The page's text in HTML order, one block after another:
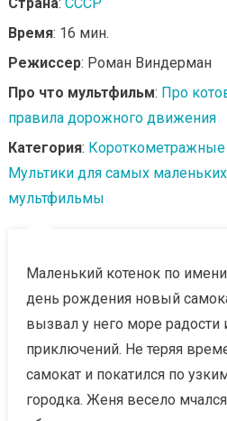
Страна: СССР
Время: 16 мин.
Режиссер: Роман Виндерман
Про что мультфильм: Про
правила дорожного движения
Категория:
Мультики для самых маленьких
мультфильмы
Маленький котенок по
день рождения новый
вызвал у него море
приключений. Не теряя
самокат и покатился по
городка. Женя весело